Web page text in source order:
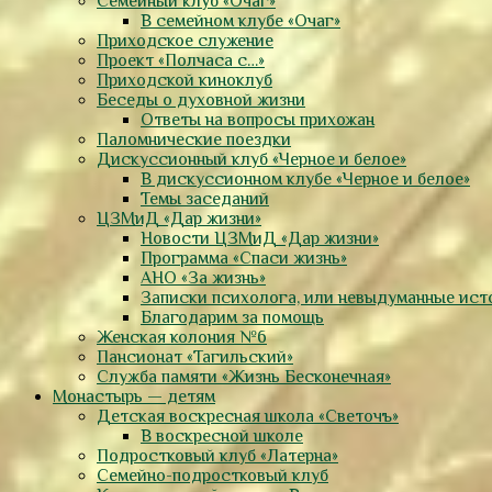
В семейном клубе «Очаг»
Приходское служение
Проект «Полчаса с…»
Приходской киноклуб
Беседы о духовной жизни
Ответы на вопросы прихожан
Паломнические поездки
Дискуссионный клуб «Черное и белое»
В дискуссионном клубе «Черное и белое»
Темы заседаний
ЦЗМиД «Дар жизни»
Новости ЦЗМиД «Дар жизни»
Программа «Спаси жизнь»
АНО «За жизнь»
Записки психолога, или невыдуманные
Благодарим за помощь
Женская колония №6
Пансионат «Тагильский»
Служба памяти «Жизнь Бесконечная»
Монастырь — детям
Детская воскресная школа «Светочъ»
В воскресной школе
Подростковый клуб «Латерна»
Семейно-подростковый клуб